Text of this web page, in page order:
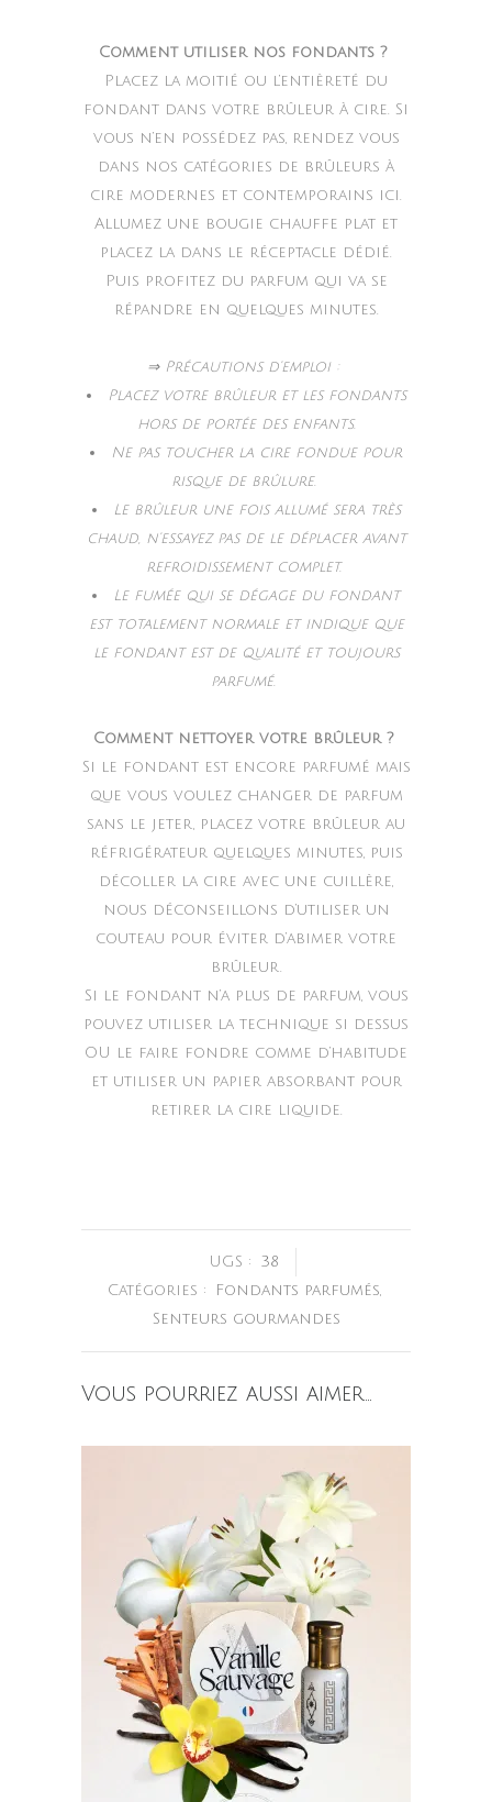
Comment utiliser nos fondants ?
Placez la moitié ou l’entièreté du
fondant dans votre brûleur à cire. Si
vous n’en possédez pas, rendez vous
dans nos catégories de brûleurs à
cire modernes et contemporains ici.
Allumez une bougie chauffe plat et
placez la dans le réceptacle dédié.
Puis profitez du parfum qui va se
répandre en quelques minutes.
⇒ Précautions d’emploi :
Placez votre brûleur et les fondants
hors de portée des enfants.
Ne pas toucher la cire fondue pour
risque de brûlure.
Le brûleur une fois allumé sera très
chaud, n’essayez pas de le déplacer avant
refroidissement complet.
Le fumée qui se dégage du fondant
est totalement normale et indique que
le fondant est de qualité et toujours
parfumé.
Comment nettoyer votre brûleur ?
Si le fondant est encore parfumé mais
que vous voulez changer de parfum
sans le jeter, placez votre brûleur au
réfrigérateur quelques minutes, puis
décoller la cire avec une cuillère,
nous déconseillons d’utiliser un
couteau pour éviter d’abimer votre
brûleur.
Si le fondant n’a plus de parfum, vous
pouvez utiliser la technique si dessus
OU le faire fondre comme d’habitude
et utiliser un papier absorbant pour
retirer la cire liquide.
UGS :
38
Catégories :
Fondants parfumés
Senteurs gourmandes
Vous pourriez aussi aimer…